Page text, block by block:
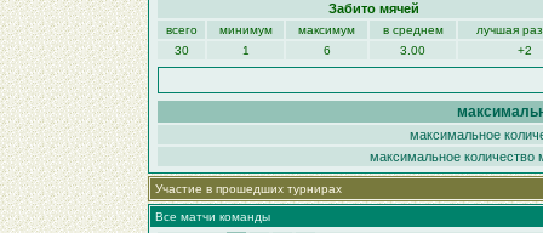
Забито мячей
всего минимум максимум в среднем
лучшая
30
1 6 3.00 +2
максимальное
максимальное количество
Участие в прошедших турнирах
Все матчи команды